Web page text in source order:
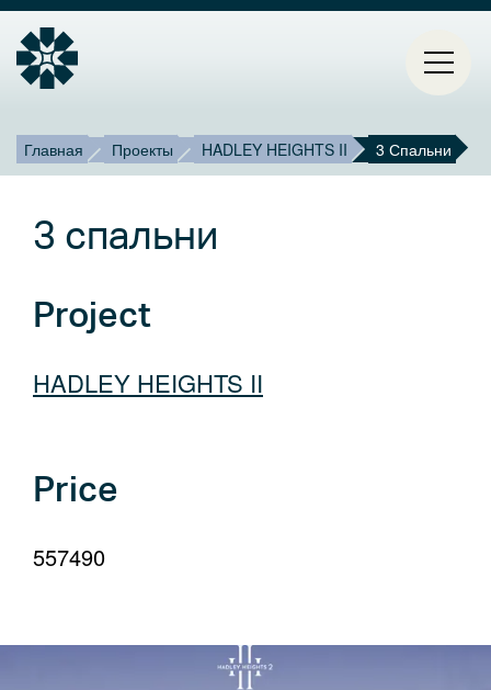
ПРОЕКТЫ
Строка
навигации
Главная Проекты HADLEY HEIGHTS II 3 Спальни
3 спальни
Project
HADLEY HEIGHTS II
Price
557490